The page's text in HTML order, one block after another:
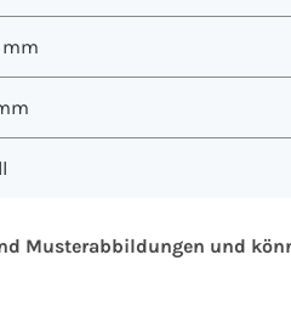
mm
Musterabbildungen und